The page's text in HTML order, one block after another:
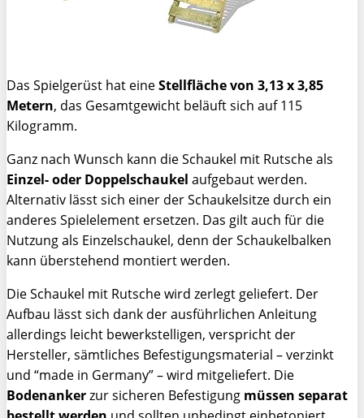
Das Spielgerüst hat eineStellfläche von 3,13 x 3,85
Metern, das Gesamtgewicht beläuft sich auf 115
Kilogramm.
Ganz nach Wunsch kann die Schaukel mit Rutsche als
Einzel- oder Doppelschaukel aufgebaut werden.
Alternativ lässt sich einer der Schaukelsitze durch ein
anderes Spielelement ersetzen. Das gilt auch für die
Nutzung als Einzelschaukel, denn der Schaukelbalken
kann überstehend montiert werden.
Die Schaukel mit Rutsche wird zerlegt geliefert. Der
Aufbau lässt sich dank der ausführlichen Anleitung
allerdings leicht bewerkstelligen, verspricht der
Hersteller, sämtliches Befestigungsmaterial – verzinkt
und “made in Germany” – wird mitgeliefert. Die
Bodenankerzur sicheren Befestigung müssen separat